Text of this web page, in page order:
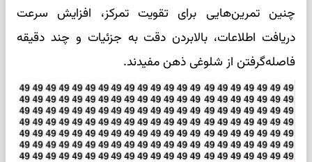
چنین تمرین‌هایی برای تقویت تمرکز، افزایش سرعت
دریافت اطلاعات، بالا‌بردن دقت به جزئیات و چند دقیقه
فاصله‌گرفتن از شلوغی ذهن مفیدند.